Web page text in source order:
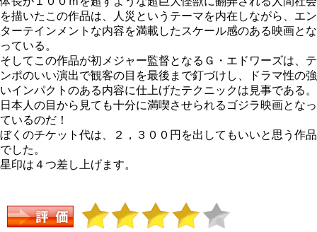
を描いたこの作品は、人災というテーマを内在しながら、エン
ターテインメントな内容を満載したスケール感のある映画とな
っている。
そしてこの作品が初メジャー監督となるＧ・エドワーズは、テ
ンポのいい演出で観客の目を最後まで釘づけし、ドラマ性の強
いインパクトのある内容に仕上げたテクニックは見事である。
日本人の目から見ても十分に満喫させられるゴジラ映画となっ
ているのだ！
ぼくのチケット代は、２，３００円を出してもいいと思う作品
でした。
星印は４つ差し上げます。